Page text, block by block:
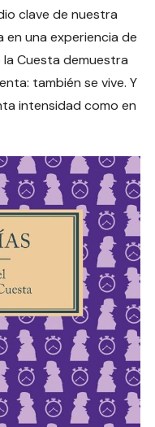
clave de nuestra
una experiencia de
Cuesta demuestra
también se vive. Y
intensidad como en